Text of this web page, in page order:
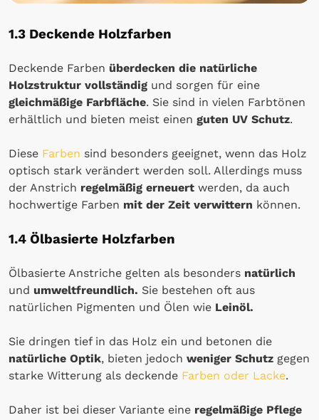
1.3 Deckende Holzfarben
Deckende Farben überdecken die natürliche
Holzstruktur vollständig und sorgen für eine
gleichmäßige Farbfläche. Sie sind in vielen Farbtönen
erhältlich und bieten meist einen guten UV Schutz.
Diese Farben sind besonders geeignet, wenn das Holz
optisch stark verändert werden soll. Allerdings muss
der Anstrich regelmäßig erneuert werden, da auch
hochwertige Farben mit der Zeit verwittern können.
1.4 Ölbasierte Holzfarben
Ölbasierte Anstriche gelten als besonders natürlich
und umweltfreundlich. Sie bestehen oft aus
natürlichen Pigmenten und Ölen wie Leinöl.
Sie dringen tief in das Holz ein und betonen die
natürliche Optik, bieten jedoch weniger Schutz gegen
starke Witterung als deckende Farben oder Lacke.
Daher ist bei dieser Variante eine regelmäßige Pflege